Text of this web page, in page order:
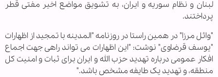
لبنان و نظام سوریه و ایران، به تشویق مواضع اخیر مفتی قطر
پرداختند.
"وائل مرزا" در همین راستا در روزنامه "المدینه با تمجید از اظهارات
"یوسف قرضاوی" نوشت: "این اظهارات می تواند راهی جهت اجماع
افکار عمومی درباره تهدید حزب الله و ایران برای ثبات و امنیت کل
منطقه، و تهدید یک طایفه مشخص باشد."